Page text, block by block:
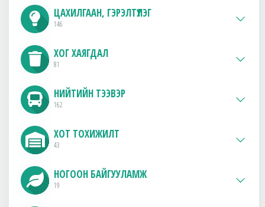
ЦАХИЛГААН, ГЭРЭЛТҮҮЛЭГ
146
ХОГ ХАЯГДАЛ
81
НИЙТИЙН ТЭЭВЭР
162
ХОТ ТОХИЖИЛТ
43
НОГООН БАЙГУУЛАМЖ
19